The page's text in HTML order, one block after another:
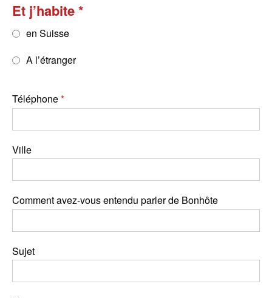
Et j’habite
en Suisse
A l’étranger
Téléphone
Ville
Comment avez-vous entendu parler de Bonhôte
Sujet